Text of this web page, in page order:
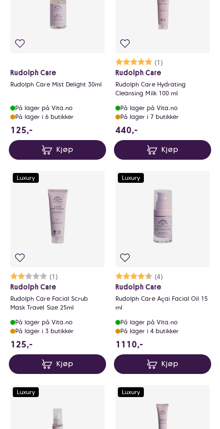
Rudolph Care
Rudolph Care Mist Delight 30ml
På lager på Vita.no
På lager i 6 butikker
125,-
Kjøp
Karakter:
(1)
5.0 av 5 mulige
Rudolph Care
Rudolph Care Hydrating
Cleansing Milk 100 ml
På lager på Vita.no
På lager i 7 butikker
440,-
Kjøp
Luxury
Karakter:
(1)
2.0 av 5 mulige
Rudolph Care
Rudolph Care Facial Scrub
Mask Travel Size 25ml
På lager på Vita.no
På lager i 3 butikker
125,-
Kjøp
Luxury
Karakter:
(4)
4.8 av 5 mulige
Rudolph Care
Rudolph Care Açai Facial Oil 15
ml
På lager på Vita.no
På lager i 4 butikker
1110,-
Kjøp
Luxury Luxury